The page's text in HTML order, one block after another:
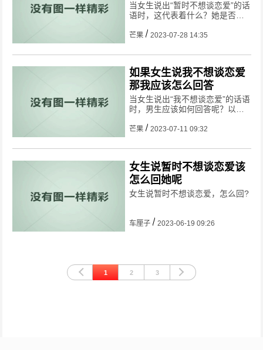
当女生说出“暂时不想谈恋爱”的话
语时，这代表着什么？她是否还
文将从多个角度探讨这个问题。
芒果 2023-07-28 14:35
如果女生说我不想谈恋爱
那我应该怎么回答
当女生说出“我不想谈恋爱”的话语
时，男生应该如何回答呢？以下
芒果 2023-07-11 09:32
女生说暂时不想谈恋爱该
怎么回她呢
女生说暂时不想谈恋爱，怎么回?
车厘子 2023-06-19 09:26
1 2 3